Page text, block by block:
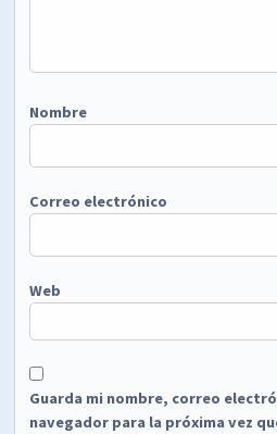
Nombre
Correo electrónico
Web
Guarda mi nombre, correo
navegador para la próxima vez